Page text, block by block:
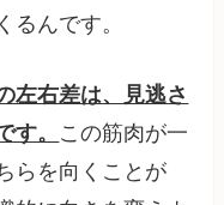
るんです。
左右差は、見逃さ
す。 この筋肉が一
らを向くことが